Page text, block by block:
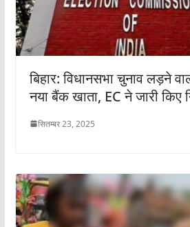
बिहार: विधानसभा चुनाव लड़ने
नया बैंक खाता, EC ने जारी किए
सितम्बर 23, 2025